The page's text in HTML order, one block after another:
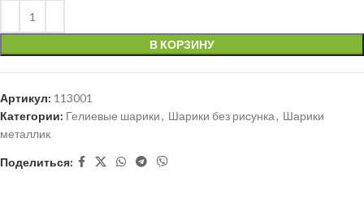
В КОРЗИНУ
Артикул: 113001
Категории: Гелиевые шарики, Шарики без рисунка, Шарики
металлик
Поделиться: